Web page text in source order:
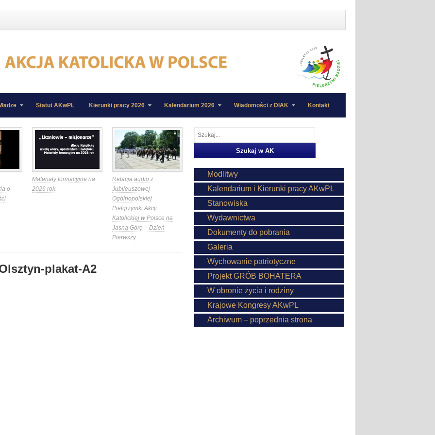
Statut AKwPL Kierunki pracy 2026 Kalendarium 2026 Wiadomości z DIAK Kontakt
o
Materiały formacyjne na
2026 rok
Relacja audio z
Jubileuszowej
Ogólnopolskiej
Pielgrzymki Akcji
Katolickiej w Polsce na
Jasną Górę – Dzień
Pierwszy
plakat-A2
Modlitwy
Kalendarium i Kierunki pracy AKwPL
Stanowiska
Wydawnictwa
Dokumenty do pobrania
Galeria
Wychowanie patriotyczne
Projekt GRÓB BOHATERA
W obronie życia i rodziny
Krajowe Kongresy AKwPL
Archiwum – poprzednia strona